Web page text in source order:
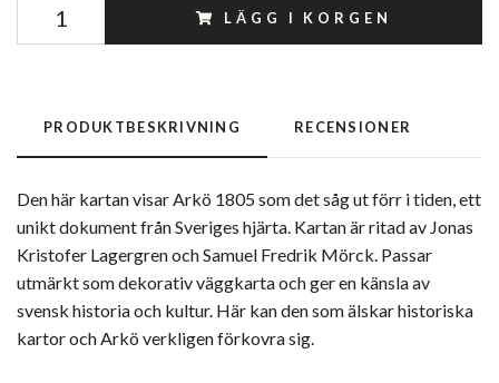
LÄGG I KORGEN
PRODUKTBESKRIVNING RECENSIONER
Den här kartan visar Arkö 1805 som det såg ut förr i tiden, ett
unikt dokument från Sveriges hjärta. Kartan är ritad av Jonas
Kristofer Lagergren och Samuel Fredrik Mörck. Passar
utmärkt som dekorativ väggkarta och ger en känsla av
svensk historia och kultur. Här kan den som älskar historiska
kartor och Arkö verkligen förkovra sig.